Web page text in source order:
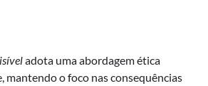
adota uma abordagem ética
o foco nas consequências